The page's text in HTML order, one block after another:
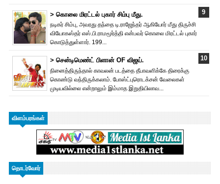
> கொலை மிரட்டல் புகார் சிம்பு மீது.
நடிகர் சிம்பு, அவரது தந்தை டி.ராஜேந்தர் ஆகியோர் மீது திருச்சி
வியோகஸ்தர் எஸ்.பி.ராமமூர்த்தி என்பவர் கொலை மிரட்டல் புகார்
கொடுத்துள்ளார். 199...
> சென்டிமெண்ட் பிளான் OF விஜய்.
நினைத்திருந்தால் காவலன் படத்தை தீபாவளிக்கே திரைக்கு
கொண்டு வந்திருக்கலாம். போஸ்ட்புரொட‌க்சன் வேலைகள்
முடியவில்லை என்றாலும் இம்மாத இறுதியிலாவ...
விளம்பரங்கள்
தொடர்வோர்